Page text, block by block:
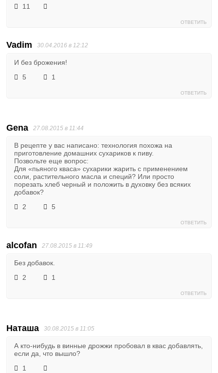
11
ОТВЕТИТЬ
Vadim 30.04.2016 в 12:12
И без брожения!
5
1
ОТВЕТИТЬ
Gena 27.08.2015 в 11:44
В рецепте у вас написано: технология похожа на
приготовление домашних сухариков к пиву.
Позвольте еще вопрос:
Для «пьяного кваса» сухарики жарить с применением
соли, растительного масла и специй? Или просто
порезать хлеб черный и положить в духовку без всяких
добавок?
2
5
ОТВЕТИТЬ
alcofan 27.08.2015 в 11:49
Без добавок.
2
1
ОТВЕТИТЬ
Наташа 30.08.2015 в 11:05
А кто-нибудь в винные дрожжи пробовал в квас добавлять,
если да, что вышло?
1